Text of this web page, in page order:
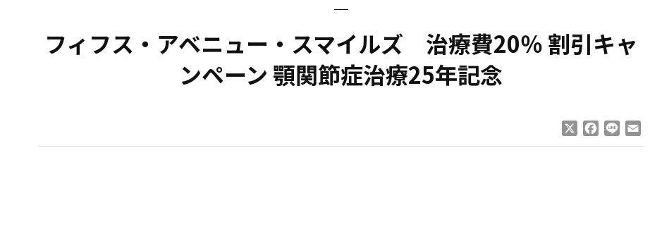
フィフス・アベニュー・スマイルズ 治療費20％ 割引キャ
ンペーン 顎関節症治療25年記念
Facebook
Line